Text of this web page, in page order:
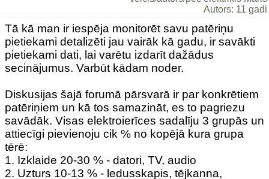
Autors: 11 gadi
Tā kā man ir iespēja monitorēt savu patēriņu
pietiekami detalizēti jau vairāk kā gadu, ir savākti
pietiekami dati, lai varētu izdarīt dažādus
secinājumus. Varbūt kādam noder.
Diskusijas šajā forumā pārsvarā ir par konkrētiem
patēriņiem un kā tos samazināt, es to pagriezu
savādāk. Visas elektroierīces sadalīju 3 grupās un
attiecīgi pievienoju cik % no kopējā kura grupa
tērē:
1. Izklaide 20-30 % - datori, TV, audio
2. Uzturs 10-13 % - ledusskapis, tējkanna,